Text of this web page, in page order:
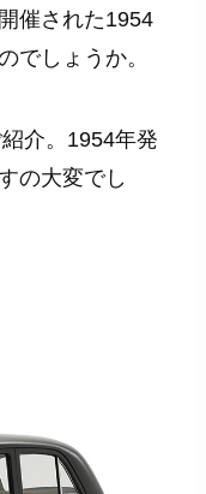
催された1954
でしょうか。
介。1954年発
の大変でし